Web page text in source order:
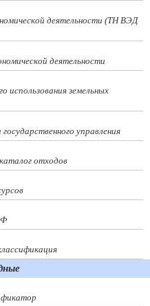
деятельности (ТН ВЭД
деятельности
использования земельных
управления
отходов